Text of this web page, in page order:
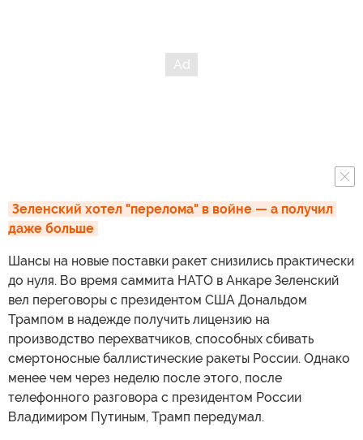
Зеленский хотел "перелома" в войне — а получил
даже больше
Шансы на новые поставки ракет снизились практически
до нуля. Во время саммита НАТО в Анкаре Зеленский
вел переговоры с президентом США Дональдом
Трампом в надежде получить лицензию на
производство перехватчиков, способных сбивать
смертоносные баллистические ракеты России. Однако
менее чем через неделю после этого, после
телефонного разговора с президентом России
Владимиром Путиным, Трамп передумал.